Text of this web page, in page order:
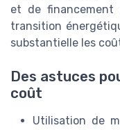
et de financement
transition
substantielle les
Des astuces
coût
Utilisation de